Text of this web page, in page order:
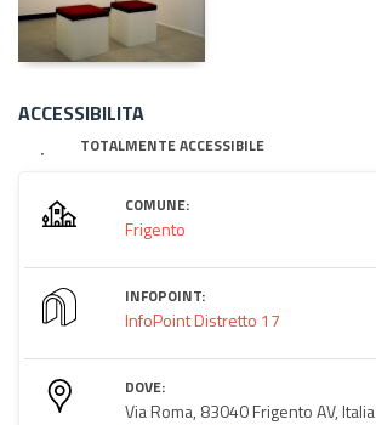
ACCESSIBILITA
TOTALMENTE ACCESSIBILE
COMUNE:
Frigento
INFOPOINT:
InfoPoint Distretto 17
DOVE:
Via Roma, 83040 Frigento AV, Italia